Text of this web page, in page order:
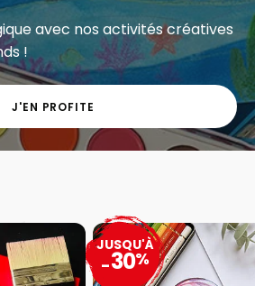
avec nos activités créatives
!
J'EN PROFITE
JUSQU'À
-30%